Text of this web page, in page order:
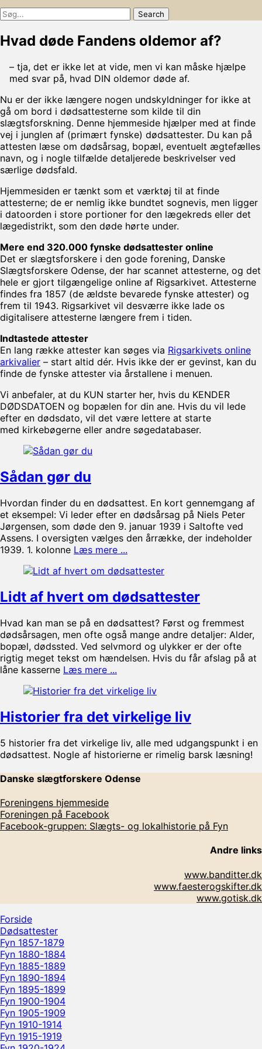
Søg
Søg
Hvad døde Fandens oldemor af?
– tja, det er ikke let at vide, men vi kan måske hjælpe
med svar på, hvad DIN oldemor døde af.
Nu er der ikke længere nogen undskyldninger for ikke at
gå om bord i dødsattesterne som kilde til din
slægtsforskning. Denne hjemmeside hjælper med at finde
vej i junglen af (primært fynske) dødsattester. Du kan på
attesten læse om dødsårsag, bopæl, eventuelt ægtefælles
navn, og i nogle tilfælde detaljerede beskrivelser ved
særlige dødsfald.
Hjemmesiden er tænkt som et værktøj til at finde
attesterne; de er nemlig ikke bundtet sognevis, men ligger
i datoorden i store portioner for den lægekreds eller det
lægedistrikt, som den døde hørte under.
Mere end 320.000 fynske dødsattester online
Det er slægtsforskere i den gode forening, Danske
Slægtsforskere Odense, der har scannet attesterne, og det
hele er gjort tilgængelige online af Rigsarkivet. Attesterne
findes fra 1857 (de ældste bevarede fynske attester) og
frem til 1943. Rigsarkivet vil desværre ikke lade os
digitalisere attesterne længere frem i tiden.
Indtastede attester
En lang række attester kan søges via Rigsarkivets online
arkivalier – start altid dér. Hvis ikke der er gevinst, kan du
finde de fynske attester via årstallene i menuen.
Vi anbefaler, at du KUN starter her, hvis du KENDER
DØDSDATOEN og bopælen for din ane. Hvis du vil lede
efter en dødsdato, vil det være lettere at starte
med kirkebøgerne eller andre søgedatabaser.
Sådan gør du
Hvordan finder du en dødsattest. En kort gennemgang af
et eksempel: Vi leder efter en dødsårsag på Niels Peter
Jørgensen, som døde den 9. januar 1939 i Saltofte ved
Assens. I oversigten vælges den årrække, der indeholder
1939. 1. kolonne Læs mere ...
Lidt af hvert om dødsattester
Hvad kan man se på en dødsattest? Først og fremmest
dødsårsagen, men ofte også mange andre detaljer: Alder,
bopæl, dødssted. Ved selvmord og ulykker er der ofte
rigtig meget tekst om hændelsen. Hvis du får afslag på at
låne kasserne Læs mere ...
Historier fra det virkelige liv
5 historier fra det virkelige liv, alle med udgangspunkt i en
dødsattest. Nogle af historierne er rimelig barsk læsning!
Danske slægtforskere Odense
Foreningens hjemmeside
Foreningen på Facebook
Facebook-gruppen: Slægts- og lokalhistorie på Fyn
Andre links
www.banditter.dk
www.faesterogskifter.dk
www.gotisk.dk
Rul
op
Forside
Dødsattester
Fyn 1857-1879
Fyn 1880-1884
Fyn 1885-1889
Fyn 1890-1894
Fyn 1895-1899
Fyn 1900-1904
Fyn 1905-1909
Fyn 1910-1914
Fyn 1915-1919